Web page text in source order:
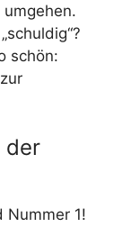
schön:
der
Nummer 1!